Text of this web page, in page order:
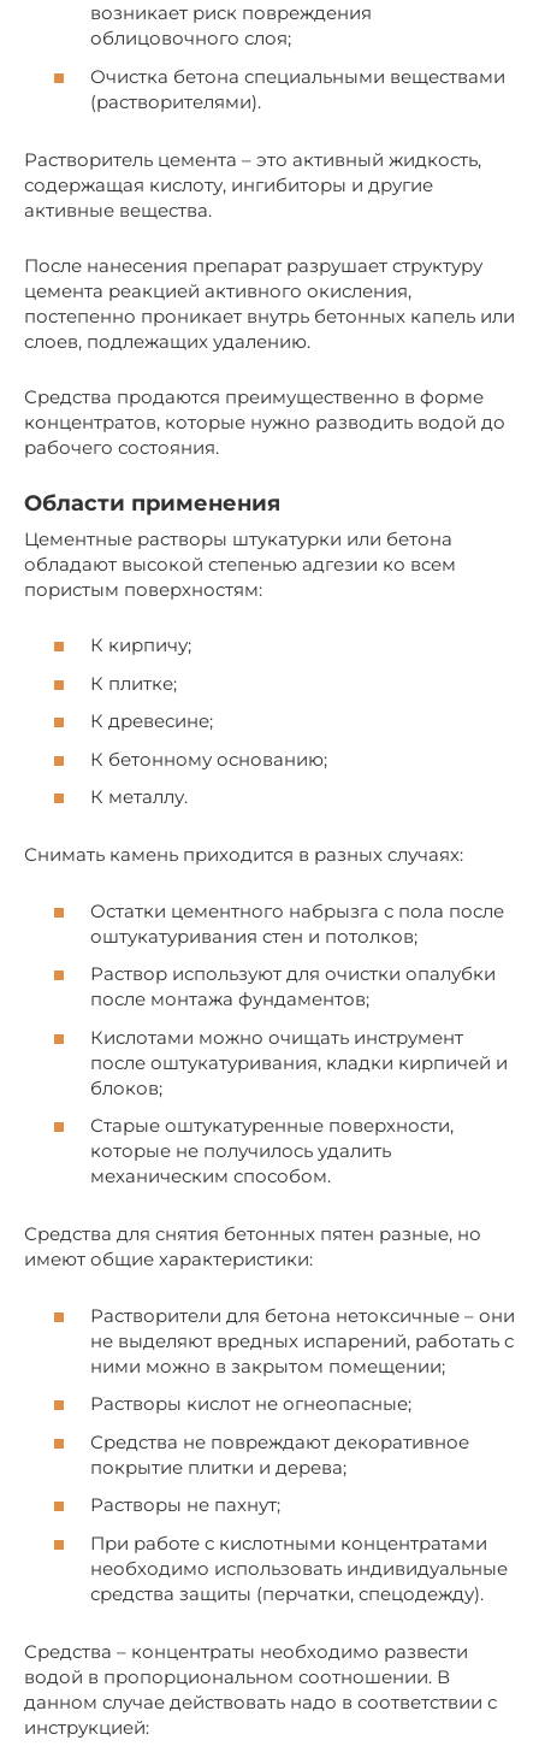
возникает риск повреждения
облицовочного слоя;
Очистка бетона специальными веществами
(растворителями).
Растворитель цемента – это активный жидкость,
содержащая кислоту, ингибиторы и другие
активные вещества.
После нанесения препарат разрушает структуру
цемента реакцией активного окисления,
постепенно проникает внутрь бетонных капель или
слоев, подлежащих удалению.
Средства продаются преимущественно в форме
концентратов, которые нужно разводить водой до
рабочего состояния.
Области применения
Цементные растворы штукатурки или бетона
обладают высокой степенью адгезии ко всем
пористым поверхностям:
К кирпичу;
К плитке;
К древесине;
К бетонному основанию;
К металлу.
Снимать камень приходится в разных случаях:
Остатки цементного набрызга с пола после
оштукатуривания стен и потолков;
Раствор используют для очистки опалубки
после монтажа фундаментов;
Кислотами можно очищать инструмент
после оштукатуривания, кладки кирпичей и
блоков;
Старые оштукатуренные поверхности,
которые не получилось удалить
механическим способом.
Средства для снятия бетонных пятен разные, но
имеют общие характеристики:
Растворители для бетона нетоксичные – они
не выделяют вредных испарений, работать с
ними можно в закрытом помещении;
Растворы кислот не огнеопасные;
Средства не повреждают декоративное
покрытие плитки и дерева;
Растворы не пахнут;
При работе с кислотными концентратами
необходимо использовать индивидуальные
средства защиты (перчатки, спецодежду).
Средства – концентраты необходимо развести
водой в пропорциональном соотношении. В
данном случае действовать надо в соответствии с
инструкцией: